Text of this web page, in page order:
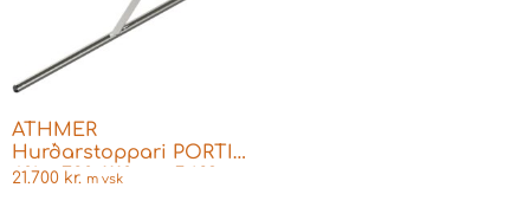
ATHMER
Hurðarstoppari PORTI
60kg 720-1110mm 5489
21.700 kr. m vsk